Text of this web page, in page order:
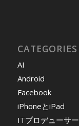
CATEGORIES
AI
Android
Facebook
iPhoneとiPad
ITプロデューサー